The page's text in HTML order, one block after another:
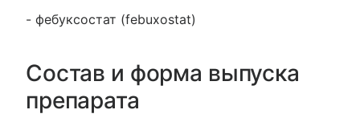
- фебуксостат (febuxostat)
Состав и форма выпуска
препарата